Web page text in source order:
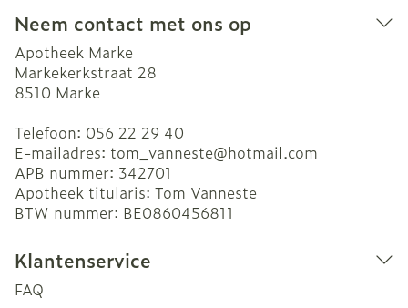
Neem contact met ons op
Apotheek Marke
Markekerkstraat 28
8510 Marke
Telefoon: 056 22 29 40
E-mailadres: tom_vanneste@hotmail.com
APB nummer: 342701
Apotheek titularis: Tom Vanneste
BTW nummer: BE0860456811
Klantenservice
FAQ